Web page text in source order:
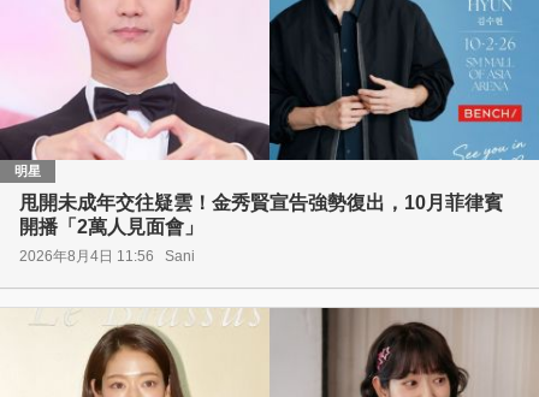
明星
甩開未成年交往疑雲！金秀賢宣告強勢復出，10月菲律賓
開播「2萬人見面會」
2026年8月4日 11:56 Sani